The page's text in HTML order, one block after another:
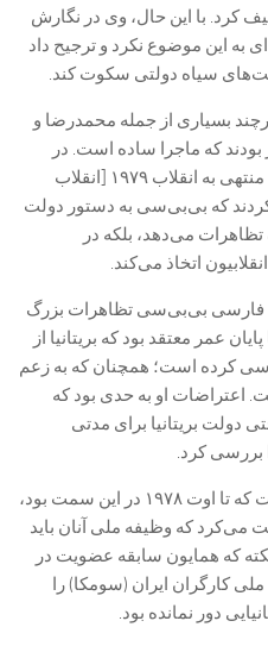
کرد. با این حال، وی در نگارش
به این موضوع نکرد و ترجیح داد
سیاه دولتی سکوت کند.
بسیاری از جمله محمدرضا و
که ماجرا ساده است. در
طول چهارده ماه تظاهرات خیابانی منتهی به انقلاب ۱۹۷۹ [انقلاب
که بی‌بی‌سی به دستور دولت
تظاهرات می‌دهد، بلکه در
اتخاذ می‌کند.
فارسی بی‌بی‌سی تظاهرات بزرگ
عمر معتقد بود که بریتانیا از
کرده است؛ همچنان که به زعم
اعتراضات او به حدی بود که
دولت بریتانیا برای مدتی
بررسی کرد.
داریوش همایون، وزیر اطلاعات وقت که تا اوت ۱۹۷۸ در این سمت بود،
می‌کرد که وظیفه ملی آنان باید
که همایون سابقه عضویت در
کارگران ایران (سومکا) را
دور نمانده بود.